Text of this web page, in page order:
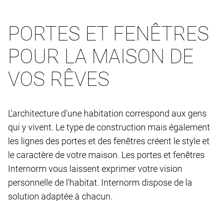
PORTES ET FENÊTRES
POUR LA MAISON DE
VOS RÊVES
L'architecture d'une habitation correspond aux gens
qui y vivent. Le type de construction mais également
les lignes des portes et des fenêtres créent le style et
le caractère de votre maison. Les portes et fenêtres
Internorm vous laissent exprimer votre vision
personnelle de l'habitat. Internorm dispose de la
solution adaptée à chacun.